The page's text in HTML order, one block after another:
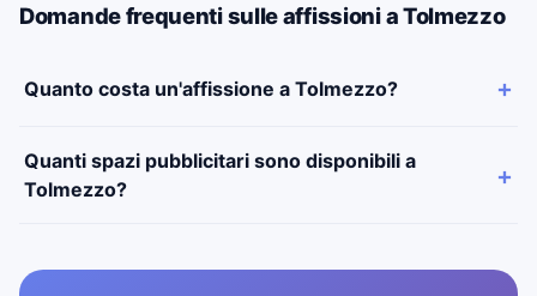
Domande frequenti sulle affissioni a Tolmezzo
Quanto costa un'affissione a Tolmezzo?
Quanti spazi pubblicitari sono disponibili a
Tolmezzo?